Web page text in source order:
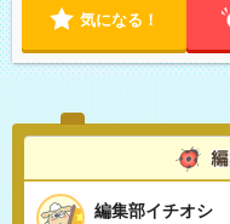
気になる！
編集部イチオシ